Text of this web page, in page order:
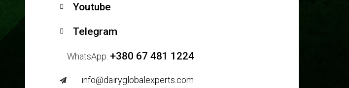
Youtube
Telegram
WhatsApp: +380 67 481 1224
info@dairyglobalexperts.com